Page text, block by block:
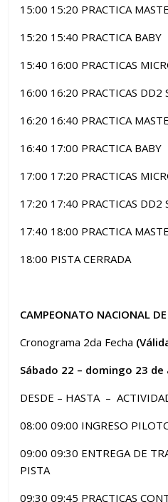
15:00 15:20 PRACTICA
15:20 15:40 PRACTICA BABY
15:40 16:00 PRACTICAS
16:00 16:20 PRACTICAS DD2
16:20 16:40 PRACTICA
16:40 17:00 PRACTICA BABY
17:00 17:20 PRACTICAS
17:20 17:40 PRACTICAS DD2
17:40 18:00 PRACTICA
18:00 PISTA CERRADA
CAMPEONATO NACIONAL
Cronograma 2da Fecha
Sábado 22 – domingo 23 de
DESDE – HASTA –
08:00 09:00 INGRESO
09:00 09:30 ENTREGA DE
PISTA
09:30 09:45 PRACTICAS